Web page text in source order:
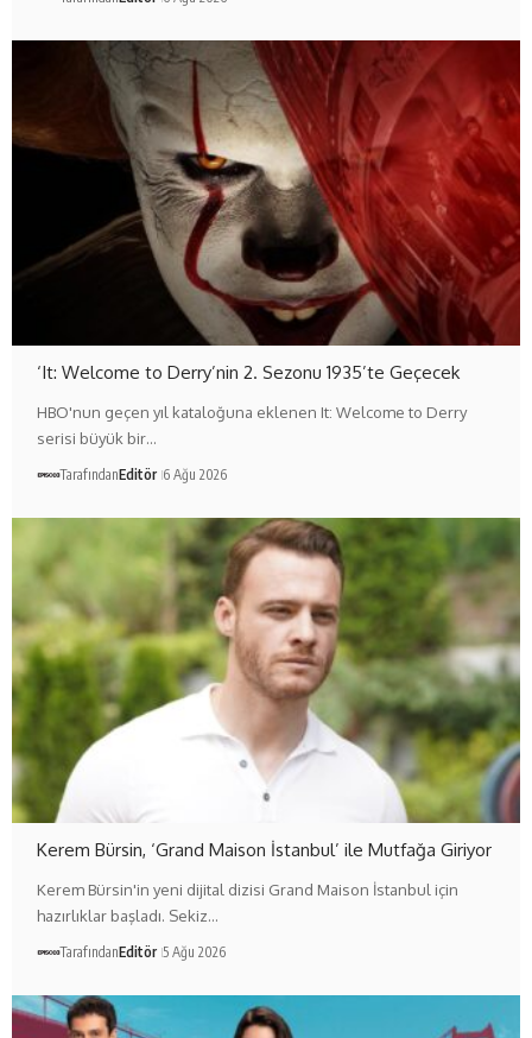
‘It: Welcome to Derry’nin 2. Sezonu 1935’te Geçecek
HBO'nun geçen yıl kataloğuna eklenen It: Welcome to Derry
serisi büyük bir…
TarafındanEditör 6 Ağu 2026
Kerem Bürsin, ‘Grand Maison İstanbul’ ile Mutfağa Giriyor
Kerem Bürsin'in yeni dijital dizisi Grand Maison İstanbul için
hazırlıklar başladı. Sekiz…
TarafındanEditör 5 Ağu 2026